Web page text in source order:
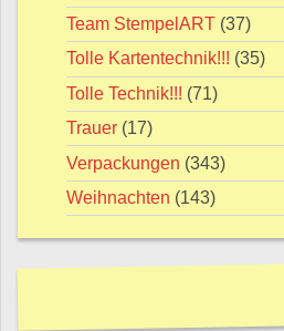
Team StempelART (37)
Tolle Kartentechnik!!! (35)
Tolle Technik!!! (71)
Trauer (17)
Verpackungen (343)
Weihnachten (143)